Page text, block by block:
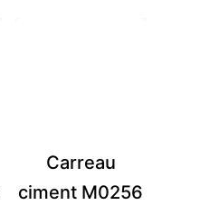
Carreau
ciment M0256